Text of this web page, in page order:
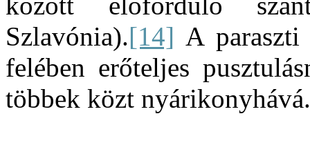
Szlavónia).[14] A paraszti
felében erőteljes
többek közt nyárikonyhává.